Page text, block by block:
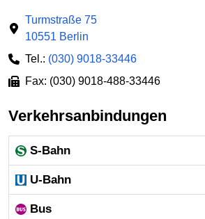
Turmstraße 75
10551 Berlin
Tel.: (030) 9018-33446
Fax: (030) 9018-488-33446
Verkehrsanbindungen
S-Bahn
U-Bahn
Bus